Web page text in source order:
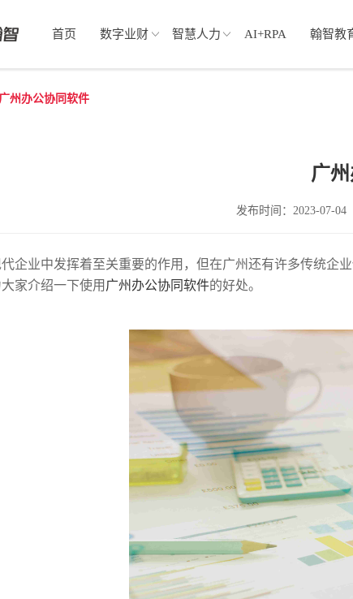
首页 数字业财 智慧人力 AI+RPA 翰智教
广州办公协同软件
广
发布时间：2023-07-04
企业中发挥着至关重要的作用，但在广州还有许多传统企
家介绍一下使用 广州办公协同软件的好处。